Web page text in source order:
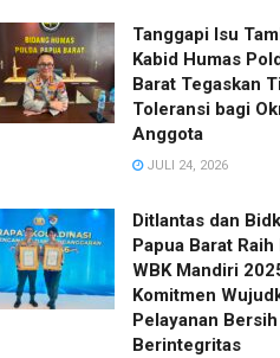
Tanggapi Isu
Kabid Humas
Barat Tegaskan
Toleransi bagi
Anggota
JULI 24, 2026
Ditlantas dan
Papua Barat
WBK Mandiri
Komitmen
Pelayanan
Berintegritas